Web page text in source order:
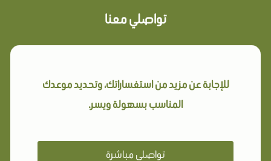
تواصلي معنا
للإجابة عن مزيد من استفساراتك، وتحديد موعدك
المناسب بسهولة ويسر.
تواصلي مباشرة